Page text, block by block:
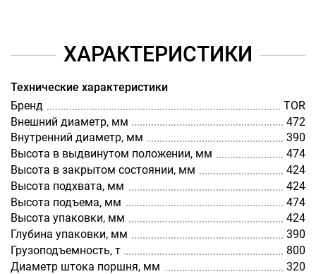
ХАРАКТЕРИСТИКИ
Технические характеристики
Бренд
TOR
Внешний диаметр, мм
472
Внутренний диаметр, мм
390
Высота в выдвинутом положении, мм
474
Высота в закрытом состоянии, мм
424
Высота подхвата, мм
424
Высота подъема, мм
474
Высота упаковки, мм
424
Глубина упаковки, мм
390
Грузоподъемность, т
800
Диаметр штока поршня, мм
320